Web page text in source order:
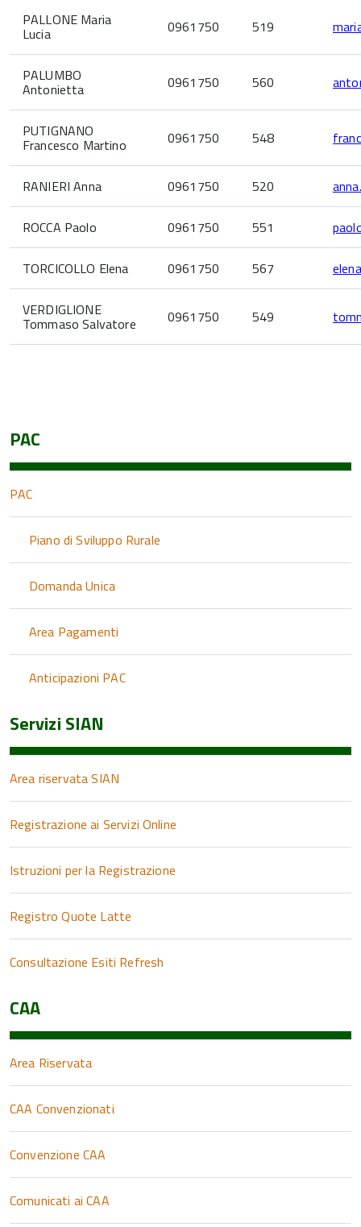
PALLONE Maria
Lucia 0961750 519
PALUMBO
Antonietta 0961750 560
PUTIGNANO
Francesco Martino 0961750 548
RANIERI Anna 0961750 520
ROCCA Paolo 0961750 551
TORCICOLLO Elena 0961750 567
VERDIGLIONE
Tommaso Salvatore 0961750 549
PAC
PAC
Piano di Sviluppo Rurale
Domanda Unica
Area Pagamenti
Anticipazioni PAC
Servizi SIAN
Area riservata SIAN
Registrazione ai Servizi Online
Istruzioni per la Registrazione
Registro Quote Latte
Consultazione Esiti Refresh
CAA
Area Riservata
CAA Convenzionati
Convenzione CAA
Comunicati ai CAA